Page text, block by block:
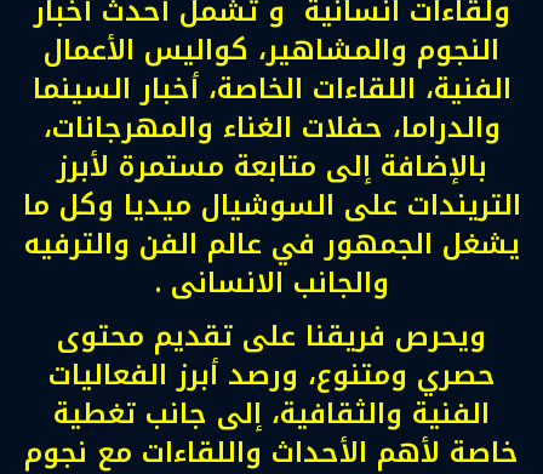
ولقاءات انسانية و تشمل أحدث أخبار
النجوم والمشاهير، كواليس الأعمال
الفنية، اللقاءات الخاصة، أخبار السينما
والدراما، حفلات الغناء والمهرجانات،
بالإضافة إلى متابعة مستمرة لأبرز
التريندات على السوشيال ميديا وكل ما
يشغل الجمهور في عالم الفن والترفيه
والجانب الانسانى .
ويحرص فريقنا على تقديم محتوى
حصري ومتنوع، ورصد أبرز الفعاليات
الفنية والثقافية، إلى جانب تغطية
خاصة لأهم الأحداث واللقاءات مع نجوم